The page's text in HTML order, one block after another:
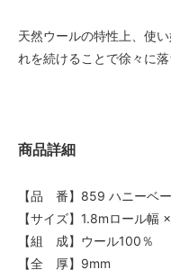
天然ウールの特性上、使
れを続けることで徐々に落
商品詳細
【品 番】859 ハニーベー
【サイズ】1.8mロール幅
【組 成】ウール100％
【全 厚】9mm